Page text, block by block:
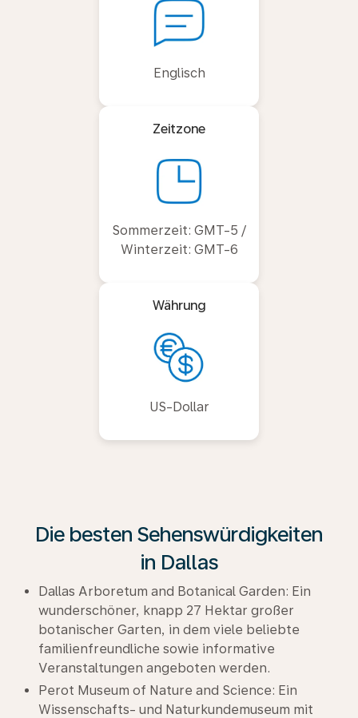
Englisch
Zeitzone
Sommerzeit: GMT-5 /
Winterzeit: GMT-6
Währung
US-Dollar
Die besten Sehenswürdigkeiten
in Dallas
Dallas Arboretum and Botanical Garden: Ein
wunderschöner, knapp 27 Hektar großer
botanischer Garten, in dem viele beliebte
familienfreundliche sowie informative
Veranstaltungen angeboten werden.
Perot Museum of Nature and Science: Ein
Wissenschafts- und Naturkundemuseum mit